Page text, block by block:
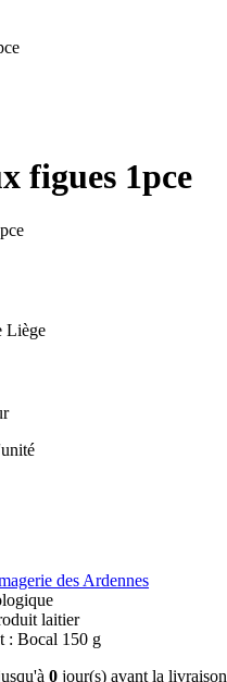
figues 1pce
Liège
des Ardennes
laitier
: Bocal 150 g
0 jour(s) avant la livraison